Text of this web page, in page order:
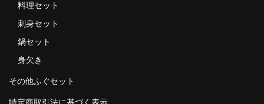
料理セット
刺身セット
鍋セット
身欠き
その他ふぐセット